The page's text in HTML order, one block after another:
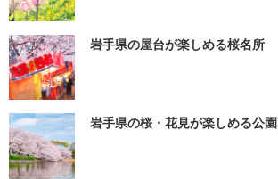
岩手県の屋台が楽しめる桜名所
岩手県の桜・花見が楽しめる公園